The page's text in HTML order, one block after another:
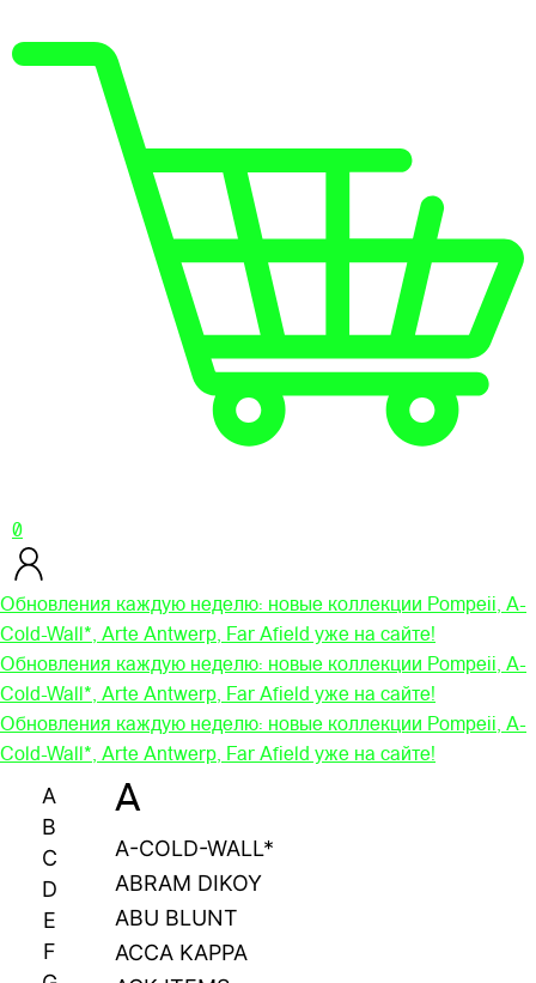
0
Обновления каждую неделю: новые коллекции Pompeii, A-
Cold-Wall*, Arte Antwerp, Far Afield уже на сайте!
Обновления каждую неделю: новые коллекции Pompeii, A-
Cold-Wall*, Arte Antwerp, Far Afield уже на сайте!
Обновления каждую неделю: новые коллекции Pompeii, A-
Cold-Wall*, Arte Antwerp, Far Afield уже на сайте!
A
B
C
D
E
F
A
A-COLD-WALL*
ABRAM DIKOY
ABU BLUNT
ACCA KAPPA